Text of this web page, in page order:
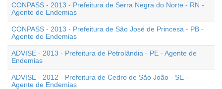
CONPASS - 2013 - Prefeitura de Serra Negra do Norte - RN -
Agente de Endemias
CONPASS - 2013 - Prefeitura de São José de Princesa - PB -
Agente de Endemias
ADVISE - 2013 - Prefeitura de Petrolândia - PE - Agente de
Endemias
ADVISE - 2012 - Prefeitura de Cedro de São João - SE -
Agente de Endemias